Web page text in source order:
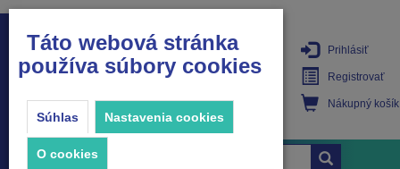
PRODUKTY
Prihlásiť
Registrovať
Nákupný košík
Táto webová stránka
používa súbory cookies
Súhlas Nastavenia cookies
O cookies